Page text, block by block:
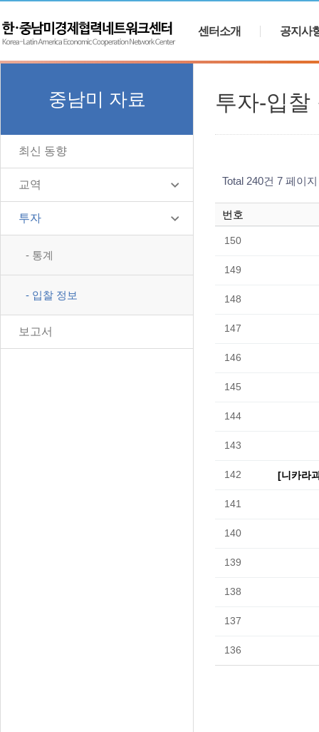
센터소개 공지사
중남미 자료
최신 동향
교역
투자
- 통계
- 입찰 정보
보고서
투자-입찰
Total 240건 7 페이지
번호
150
149
148
147
146
145
144
143
142 [니카라
141
140
139
138
137
136